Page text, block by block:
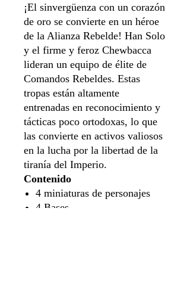
¡El sinvergüenza con un corazón
de oro se convierte en un héroe
de la Alianza Rebelde! Han Solo
y el firme y feroz Chewbacca
lideran un equipo de élite de
Comandos Rebeldes. Estas
tropas están altamente
entrenadas en reconocimiento y
tácticas poco ortodoxas, lo que
las convierte en activos valiosos
en la lucha por la libertad de la
tiranía del Imperio.
Contenido
4 miniaturas de personajes
4 Bases